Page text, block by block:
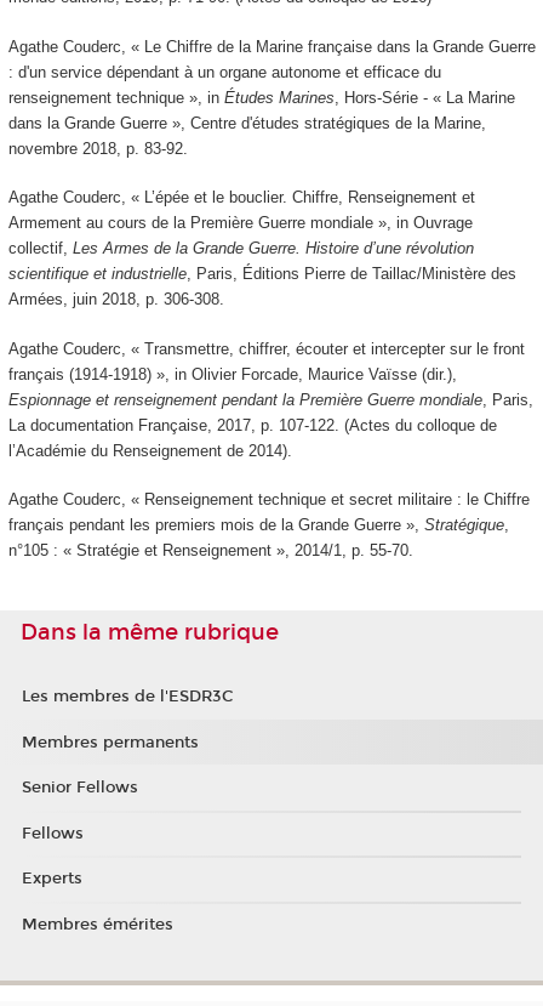
Agathe Couderc, « Le Chiffre de la Marine française dans la Grande Guerre
: d'un service dépendant à un organe autonome et efficace du
renseignement technique », in Études Marines , Hors-Série - « La Marine
dans la Grande Guerre », Centre d'études stratégiques de la Marine,
novembre 2018, p. 83-92.
Agathe Couderc, « L’épée et le bouclier. Chiffre, Renseignement et
Armement au cours de la Première Guerre mondiale », inOuvrage
collectif, Les Armes de la Grande Guerre. Histoire d’une révolution
scientifique et industrielle, Paris, Éditions Pierre de Taillac/Ministère des
Armées, juin 2018, p. 306-308.
Agathe Couderc, « Transmettre, chiffrer, écouter et intercepter sur le front
français (1914-1918) », inOlivier Forcade, Maurice Vaïsse (dir.),
Espionnage et renseignement pendant la Première Guerre mondiale, Paris,
La documentation Française, 2017, p. 107-122. (Actes du colloque de
l’Académie du Renseignement de 2014).
Agathe Couderc, « Renseignement technique et secret militaire : le Chiffre
français pendant les premiers mois de la Grande Guerre », Stratégique,
n°105 : « Stratégie et Renseignement », 2014/1, p. 55-70.
Dans la même rubrique
Les membres de l'ESDR3C
Membres permanents
Senior Fellows
Fellows
Experts
Membres émérites